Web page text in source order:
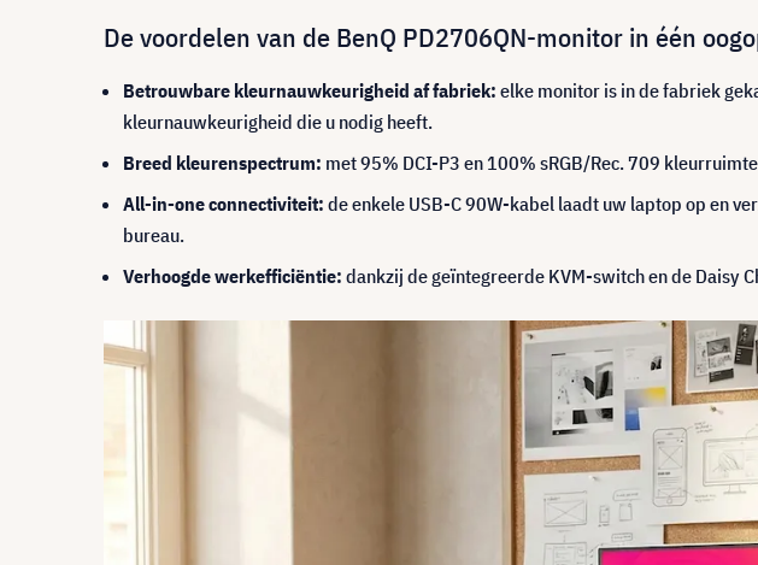
De voordelen van de BenQ PD2706QN-monitor in één
Betrouwbare kleurnauwkeurigheid af fabriek: elke monitor is in de fabriek
kleurnauwkeurigheid die u nodig heeft.
Breed kleurenspectrum: met 95% DCI-P3 en 100% sRGB/Rec. 709
All-in-one connectiviteit: de enkele USB-C 90W-kabel laadt uw laptop op en
bureau.
Verhoogde werkefficiëntie: dankzij de geïntegreerde KVM-switch en de Daisy